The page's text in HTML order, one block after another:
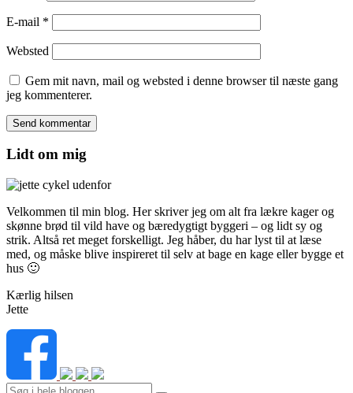
E-mail *
Websted
Gem mit navn, mail og websted i denne browser til næste gang
jeg kommenterer.
Lidt om mig
Velkommen til min blog. Her skriver jeg om alt fra lækre kager og
skønne brød til vild have og bæredygtigt byggeri – og lidt sy og
strik. Altså ret meget forskelligt. Jeg håber, du har lyst til at læse
med, og måske blive inspireret til selv at bage en kage eller bygge et
hus 🙂
Kærlig hilsen
Jette